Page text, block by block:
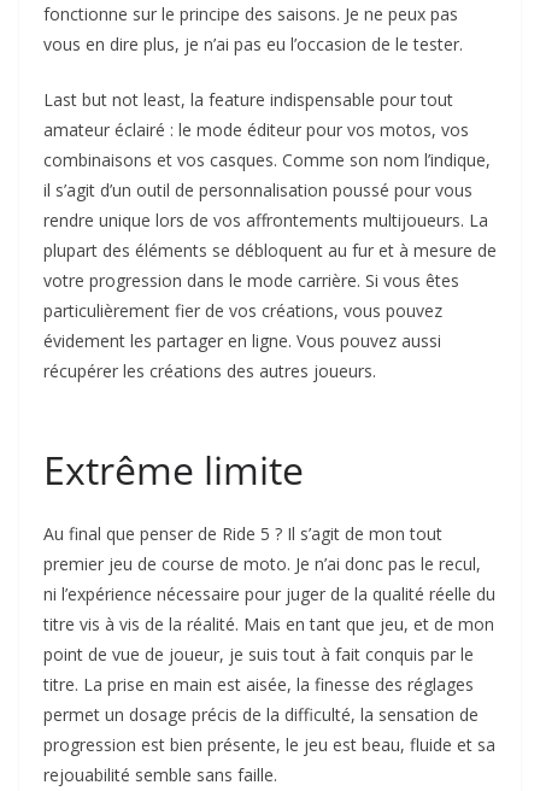
fonctionne sur le principe des saisons. Je ne peux pas
vous en dire plus, je n’ai pas eu l’occasion de le tester.
Last but not least, la feature indispensable pour tout
amateur éclairé : le mode éditeur pour vos motos, vos
combinaisons et vos casques. Comme son nom l’indique,
il s’agit d’un outil de personnalisation poussé pour vous
rendre unique lors de vos affrontements multijoueurs. La
plupart des éléments se débloquent au fur et à mesure de
votre progression dans le mode carrière. Si vous êtes
particulièrement fier de vos créations, vous pouvez
évidement les partager en ligne. Vous pouvez aussi
récupérer les créations des autres joueurs.
Extrême limite
Au final que penser de Ride 5 ? Il s’agit de mon tout
premier jeu de course de moto. Je n’ai donc pas le recul,
ni l’expérience nécessaire pour juger de la qualité réelle du
titre vis à vis de la réalité. Mais en tant que jeu, et de mon
point de vue de joueur, je suis tout à fait conquis par le
titre. La prise en main est aisée, la finesse des réglages
permet un dosage précis de la difficulté, la sensation de
progression est bien présente, le jeu est beau, fluide et sa
rejouabilité semble sans faille.